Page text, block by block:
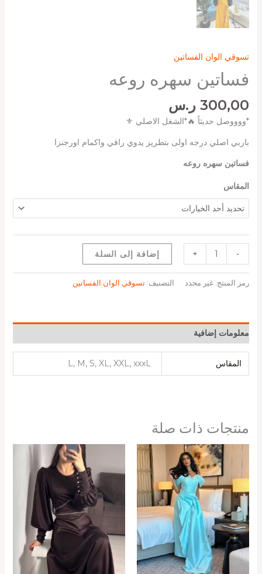
تسوقي الوان الفساتين
فساتين سهره روعه
300,00 ر.س
*ووووصل حديثاً 🔥*الشغل الاصلي ⚜️
باربي اصلي درجه اولى بتطريز يدوي راقي واكمام اورجنزا
فساتين سهره روعه
المقاس
-
+ إضافة إلى السلة
رمز المنتج: غير محدد التصنيف: تسوقي الوان الفساتين
معلومات إضافية
المقاس L, M, S, XL, XXL, xxxL
منتجات ذات صلة